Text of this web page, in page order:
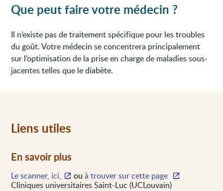
Que peut faire votre médecin ?
Il n’existe pas de traitement spécifique pour les troubles
du goût. Votre médecin se concentrera principalement
sur l’optimisation de la prise en charge de maladies sous-
jacentes telles que le diabète.
Liens utiles
En savoir plus
Le scanner, ici, ouà trouver sur cette page
Cliniques universitaires Saint-Luc (UCLouvain)